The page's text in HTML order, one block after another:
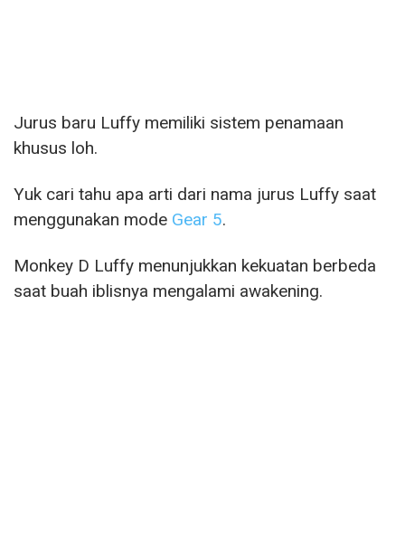
Jurus baru Luffy memiliki sistem penamaan
khusus loh.
Yuk cari tahu apa arti dari nama jurus Luffy saat
menggunakan mode Gear 5.
Monkey D Luffy menunjukkan kekuatan berbeda
saat buah iblisnya mengalami awakening.